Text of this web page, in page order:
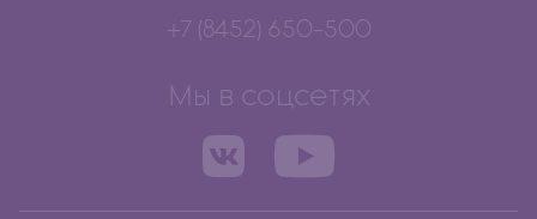
+7 (8452) 650-500
Мы в соцсетях